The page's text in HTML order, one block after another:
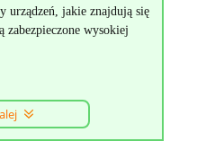
urządzeń, jakie znajdują się
zabezpieczone wysokiej